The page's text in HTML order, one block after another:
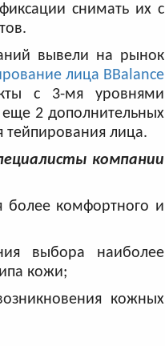
снимать их с
вывели на рынок
лица BBalance
с 3-мя уровнями
2 дополнительных
тейпирования лица.
компании
более комфортного и
выбора наиболее
кожи;
кожных